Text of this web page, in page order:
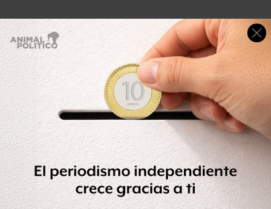
08 de noviembre, 2011 Por: pluna
Compartir
Compartir Leer después